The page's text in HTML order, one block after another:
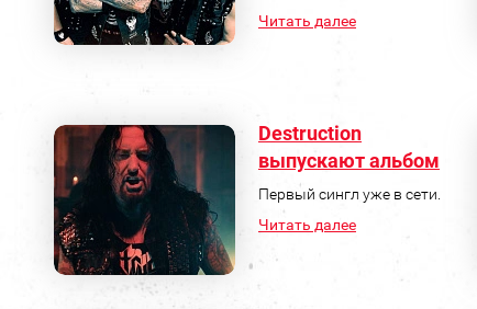
Читать далее
Destruction
выпускают альбом
Первый сингл уже в сети.
Читать далее